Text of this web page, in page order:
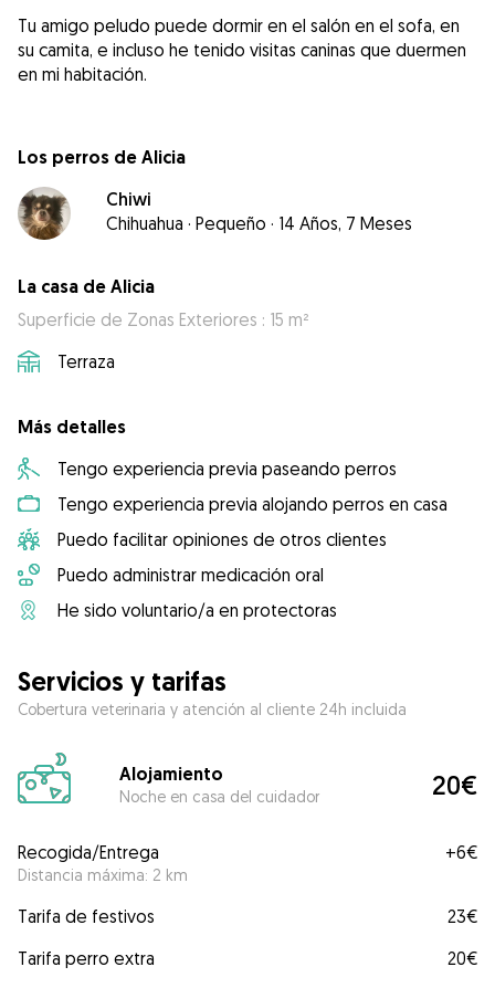
Tu amigo peludo puede dormir en el salón en el sofa, en
su camita, e incluso he tenido visitas caninas que duermen
en mi habitación.
Los perros de Alicia
Chiwi
Chihuahua · Pequeño · 14 Años, 7 Meses
La casa de Alicia
Superficie de Zonas Exteriores : 15 m²
Terraza
Más detalles
Tengo experiencia previa paseando perros
Tengo experiencia previa alojando perros en casa
Puedo facilitar opiniones de otros clientes
Puedo administrar medicación oral
He sido voluntario/a en protectoras
Servicios y tarifas
Cobertura veterinaria y atención al cliente 24h incluida
Alojamiento
Noche en casa del cuidador 20€
Recogida/Entrega
Distancia máxima: 2 km
+6€
Tarifa de festivos
23€
Tarifa perro extra
20€